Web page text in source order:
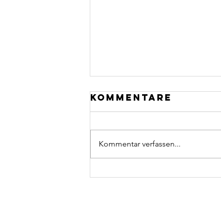
Neuer Laptop &
Kommentare
Kommentar verfassen...